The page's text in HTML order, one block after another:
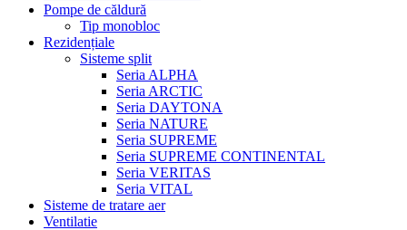
Pompe de căldură
Tip monobloc
Rezidențiale
Sisteme split
Seria ALPHA
Seria ARCTIC
Seria DAYTONA
Seria NATURE
Seria SUPREME
Seria SUPREME CONTINENTAL
Seria VERITAS
Seria VITAL
Sisteme de tratare aer
Ventilatie